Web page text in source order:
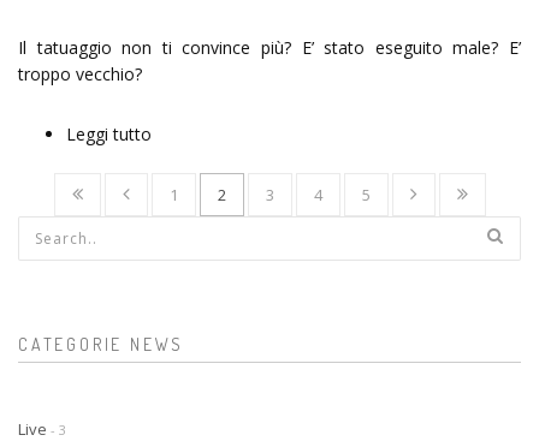
Il tatuaggio non ti convince più? E’ stato eseguito male? E’
troppo vecchio?
Leggi tutto
1 2 3 4 5
Form di ricerca
CATEGORIE NEWS
Live - 3